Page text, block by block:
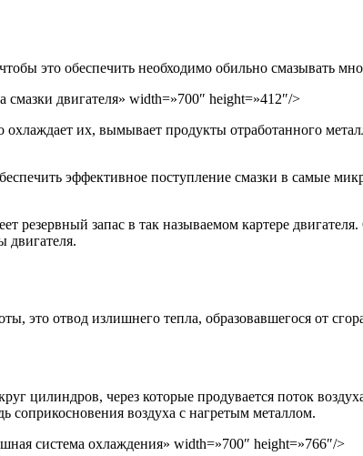
это обеспечить необходимо обильно смазывать
двигателя» width=»700″ height=»412″/>
их, вымывает продукты отработанного
эффективное поступление смазки в самые
резервный запас в так называемом картере
двигателя.
это отвод излишнего тепла, образовавшегося от
цилиндров, через которые продувается поток
воздуха с нагретым металлом.
система охлаждения» width=»700″ height=»766″/>